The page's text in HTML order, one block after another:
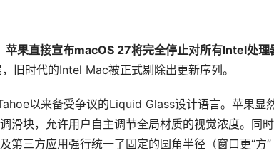
苹果直接宣布macOS 27将完全停止对所有Intel处理
旧时代的Intel Mac被正式剔除出更新序列。
以来备受争议的Liquid Glass设计语言。苹果显
滑块，允许用户自主调节全局材质的视觉浓度。同
第三方应用强行统一了固定的圆角半径（窗口更“方”